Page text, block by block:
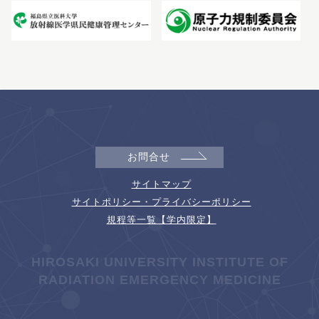
お問合せ
サイトマップ
サイトポリシー・プライバシーポリシー
規程等一覧【学内限定】
HIROSAKI UNIVERSITY INSTITUTE OF
RADIATION EMERGENCY MEDICINE